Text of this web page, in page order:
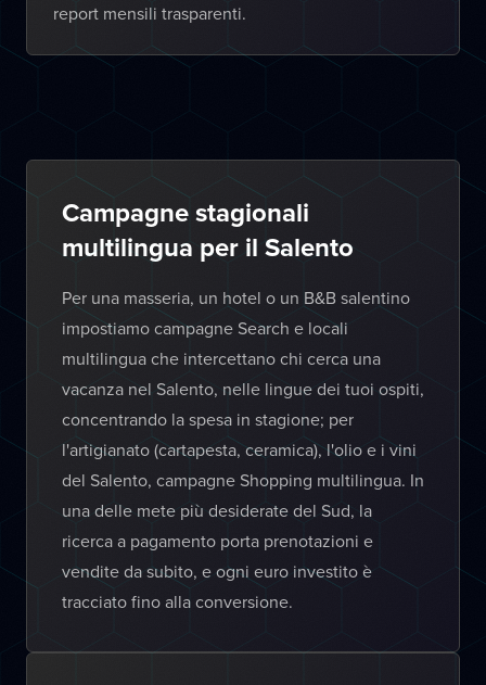
report mensili trasparenti.
Campagne stagionali
multilingua per il Salento
Per una masseria, un hotel o un B&B salentino
impostiamo campagne Search e locali
multilingua che intercettano chi cerca una
vacanza nel Salento, nelle lingue dei tuoi ospiti,
concentrando la spesa in stagione; per
l'artigianato (cartapesta, ceramica), l'olio e i vini
del Salento, campagne Shopping multilingua. In
una delle mete più desiderate del Sud, la
ricerca a pagamento porta prenotazioni e
vendite da subito, e ogni euro investito è
tracciato fino alla conversione.